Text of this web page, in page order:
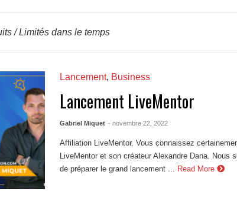
/ Limités dans le temps
Lancement, Business
Lancement LiveMentor
Gabriel Miquet - novembre 22, 2022
Affiliation LiveMentor. Vous connaissez
LiveMentor et son créateur Alexandre Dana. Nous
de préparer le grand lancement ...
Read More